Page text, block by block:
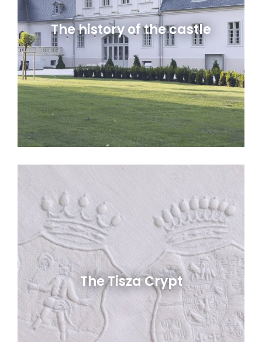
The history of the castle
The Tisza Crypt